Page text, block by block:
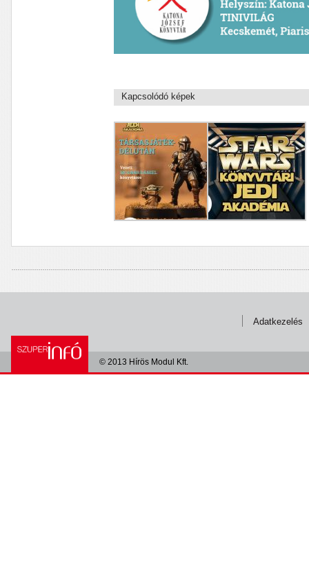
Kapcsolódó képek
Adatkezelés
© 2013 Hírös Modul Kft.